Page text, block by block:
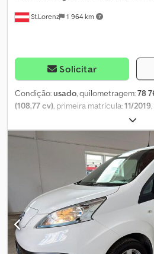
St.Lorenz 1 964 km
Solicitar
Condição:usado, quilometragem:78
(108,77 cv), primeira matrícula:11/2019
, cor:
automático, número de lugares:2,
largura total:1 755 mm 1
ar condicionado, fecho centralizado
Furgão * Número de Identificação do
VSKHAAME0U0613928 * Peso Bruto
Peso Máximo Autorizado (PMA): 700
(PMA): 2510 kg * Número Interno: 74 *
sujeitas a alterações sem aviso prévio.
venda sujeitos a confirmação.
LÍQUIDO